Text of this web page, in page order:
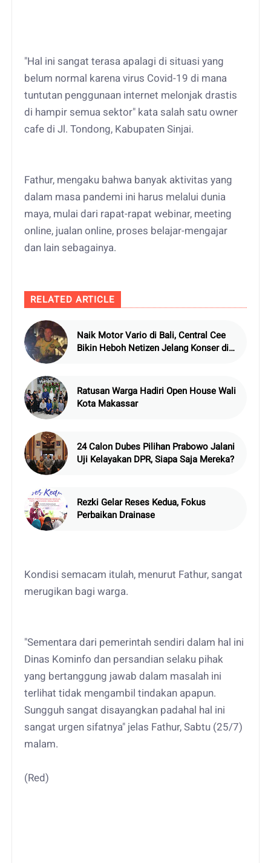
"Hal ini sangat terasa apalagi di situasi yang
belum normal karena virus Covid-19 di mana
tuntutan penggunaan internet melonjak drastis
di hampir semua sektor" kata salah satu owner
cafe di Jl. Tondong, Kabupaten Sinjai.
Fathur, mengaku bahwa banyak aktivitas yang
dalam masa pandemi ini harus melalui dunia
maya, mulai dari rapat-rapat webinar, meeting
online, jualan online, proses belajar-mengajar
dan lain sebagainya.
RELATED ARTICLE
Naik Motor Vario di Bali, Central Cee
Bikin Heboh Netizen Jelang Konser di
Ratusan Warga Hadiri Open House Wali
Kota Makassar
24 Calon Dubes Pilihan Prabowo Jalani
Uji Kelayakan DPR, Siapa Saja Mereka?
Rezki Gelar Reses Kedua, Fokus
Perbaikan Drainase
Kondisi semacam itulah, menurut Fathur, sangat
merugikan bagi warga.
"Sementara dari pemerintah sendiri dalam hal ini
Dinas Kominfo dan persandian selaku pihak
yang bertanggung jawab dalam masalah ini
terlihat tidak mengambil tindakan apapun.
Sungguh sangat disayangkan padahal hal ini
sangat urgen sifatnya" jelas Fathur, Sabtu (25/7)
malam.
(Red)